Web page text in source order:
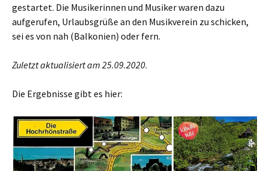
gestartet. Die Musikerinnen und Musiker waren dazu
aufgerufen, Urlaubsgrüße an den Musikverein zu schicken,
sei es von nah (Balkonien) oder fern.
Zuletzt aktualisiert am 25.09.2020.
Die Ergebnisse gibt es hier: